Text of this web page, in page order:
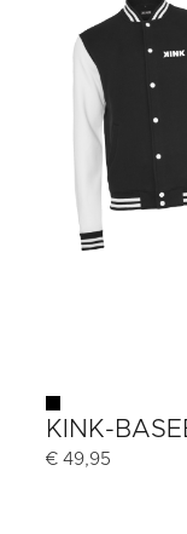
KINK-
€49,95